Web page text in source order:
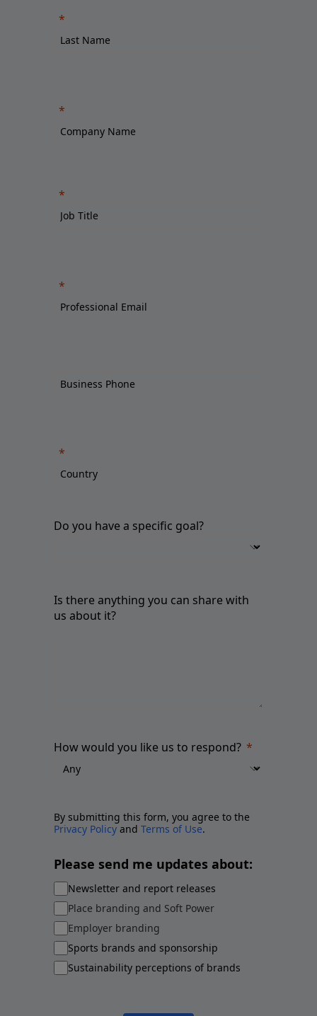
Do you have a specific goal?
Is there anything you can share with
us about it?
How would you like us to respond?
By submitting this form, you agree to the
Privacy Policy and Terms of Use.
Please send me updates about:
Newsletter and report releases
Place branding and Soft Power
Employer branding
Sports brands and sponsorship
Sustainability perceptions of brands